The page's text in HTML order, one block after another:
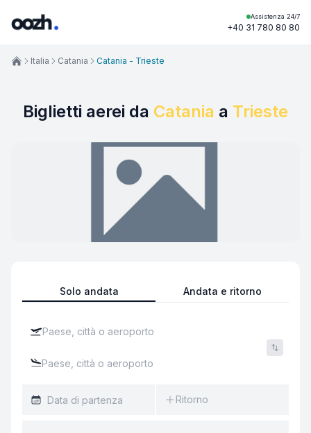
Assistenza 24/7
+40 31 780 80 80
Biglietti aerei da Catania a Trieste
Solo andata Andata e ritorno
Ritorno
Italia Catania Catania - Trieste